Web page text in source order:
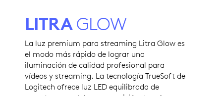
LITRAGLOW
La luz premium para streaming Litra Glow es
el modo más rápido de lograr una
iluminación de calidad profesional para
vídeos y streaming. La tecnología TrueSoft de
Logitech ofrece luz LED equilibrada de